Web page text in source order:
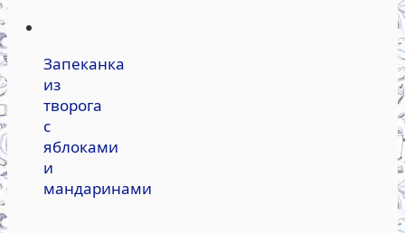
Запеканка
из
творога
с
яблоками
и
мандаринами